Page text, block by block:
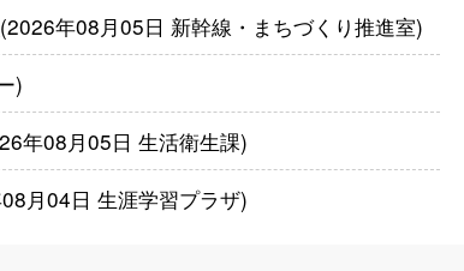
(2026年08月05日 新幹線・まちづくり推進室)
)
年08月05日 生活衛生課)
月04日 生涯学習プラザ)